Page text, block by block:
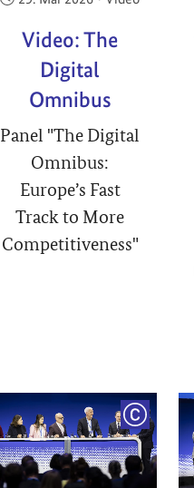
Video: The
Digital
Omnibus
Panel "The Digital
Omnibus:
Europe’s Fast
Track to More
Competitiveness"